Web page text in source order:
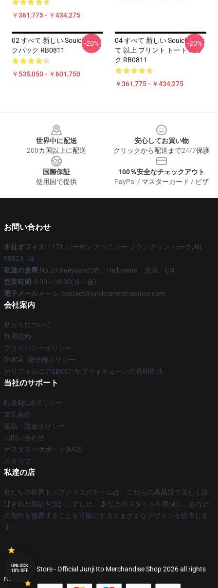
￥361,775 - ￥434,275
02 すべて 新しい Souichi バッ
クパック RB0811
￥535,050 - ￥601,750
-20%
04 すべて 新しい Souichi すべ
て 以上 プリント トート バッ
ク RB0811
￥361,775 - ￥434,275
-20%
世界中に配送
200カ国以上に配送
安心してお買い物
クリックから配送まで24/7保護
国際保証
使用国で提供
100％安全なチェックアウト
PayPal / マスターカード / ビザ
お問い合わせ
本社オフィス: 1171 ガーデン アベニュー フランクリン パーク, Nj
08823, Us
私達の倉庫:No.29 Xueyuanの道、Haibowan、北京、CN
営業時間: 9:00～18:00(月～金)
電子メール メール: contact@junjiitomerchandise.com
会社案内
私たちについて
利用規約
プライバシーポリシー
DMCA - 著作権ポリシー
カリフォルニアSB657: サプライチェーンの透明性法
当社のサポート
配送&配送ポリシー
支払条件
返品・返金ポリシー
お問い合わせ
カスタマーサポート(FAQ)
スタッフ
私達の店
私たちの世界トップクラスのチームは、これらの高品質で美しく設
計された製品を設計しました。 あなたのスタイルを表現し、あなた
の個性を披露することを可能にするさまざまなデザインを提供しま
す。
© Junji Ito Store - Official Junji Ito Merchandise Shop 2026 all rights
reserved
UNLOCK
10% OFF